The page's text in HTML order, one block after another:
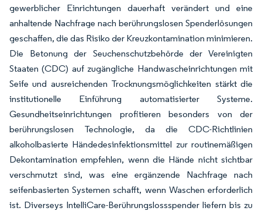
gewerblicher Einrichtungen dauerhaft verändert und eine
anhaltende Nachfrage nach berührungslosen Spenderlösungen
geschaffen, die das Risiko der Kreuzkontamination minimieren.
Die Betonung der Seuchenschutzbehörde der Vereinigten
Staaten (CDC) auf zugängliche Handwascheinrichtungen mit
Seife und ausreichenden Trocknungsmöglichkeiten stärkt die
institutionelle Einführung automatisierter Systeme.
Gesundheitseinrichtungen profitieren besonders von der
berührungslosen Technologie, da die CDC-Richtlinien
alkoholbasierte Händedesinfektionsmittel zur routinemäßigen
Dekontamination empfehlen, wenn die Hände nicht sichtbar
verschmutzt sind, was eine ergänzende Nachfrage nach
seifenbasierten Systemen schafft, wenn Waschen erforderlich
ist. Diverseys IntelliCare-Berührungslossspender liefern bis zu